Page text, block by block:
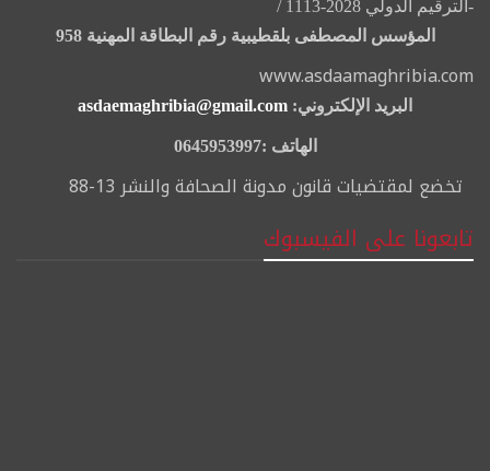
-الترقيم الدولي 2028-1113 /
المؤسس المصطفى بلقطيبية رقم البطاقة المهنية 958
www.asdaamaghribia.com
البريد الإلكتروني: asdaemaghribia@gmail.com
الهاتف :0645953997
تخضع لمقتضيات قانون مدونة الصحافة والنشر 13-88
تابعونا على الفيسبوك